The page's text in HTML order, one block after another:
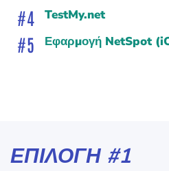
TestMy.net
Εφαρμογή NetSpot
ΕΠΙΛΟΓΉ #1